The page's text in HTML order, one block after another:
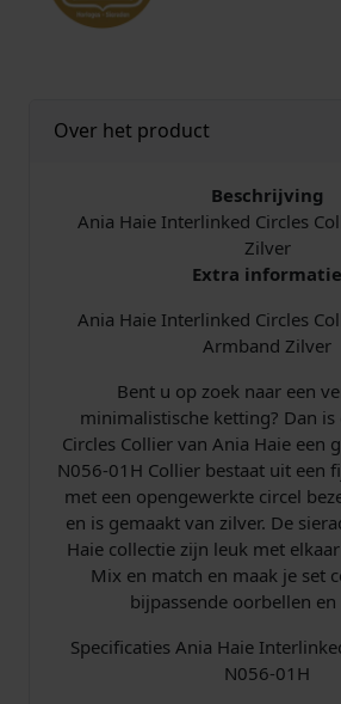
l
k
i
l
e
s
C
o
l
l
i
e
r
Over het product
Beschrijving
Ania Haie Interlinked Circles
Zilver
Extra informatie
Ania Haie Interlinked Circles
Armband Zilver
Bent u op zoek naar een
minimalistische ketting? Dan
Circles Collier van Ania Haie een
N056-01H Collier bestaat uit een
met een opengewerkte circel
en is gemaakt van zilver. De
Haie collectie zijn leuk met
Mix en match en maak je set
bijpassende oorbellen en
Specificaties Ania Haie
N056-01H